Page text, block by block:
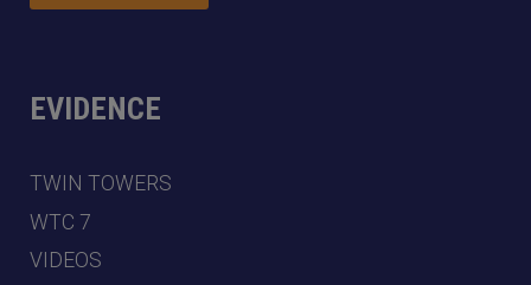
EVIDENCE
TWIN TOWERS
WTC 7
VIDEOS